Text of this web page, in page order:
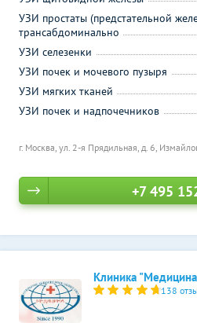
г. Москва, ул. 2-я Прядильная, д. 6,
УЗИ простаты (предстательной
трансабдоминально
УЗИ селезенки
УЗИ почек и мочевого пузыря
УЗИ мягких тканей
УЗИ почек и надпочечников
+7 495
Клиника
138